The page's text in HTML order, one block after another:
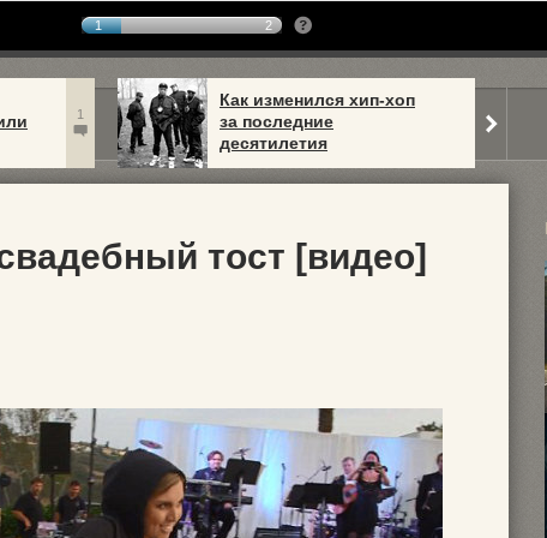
1 2
1
Как изменился хип-хоп
за последние
десятилетия
тост [видео]